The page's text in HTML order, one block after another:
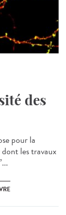
des
pour la
les travaux